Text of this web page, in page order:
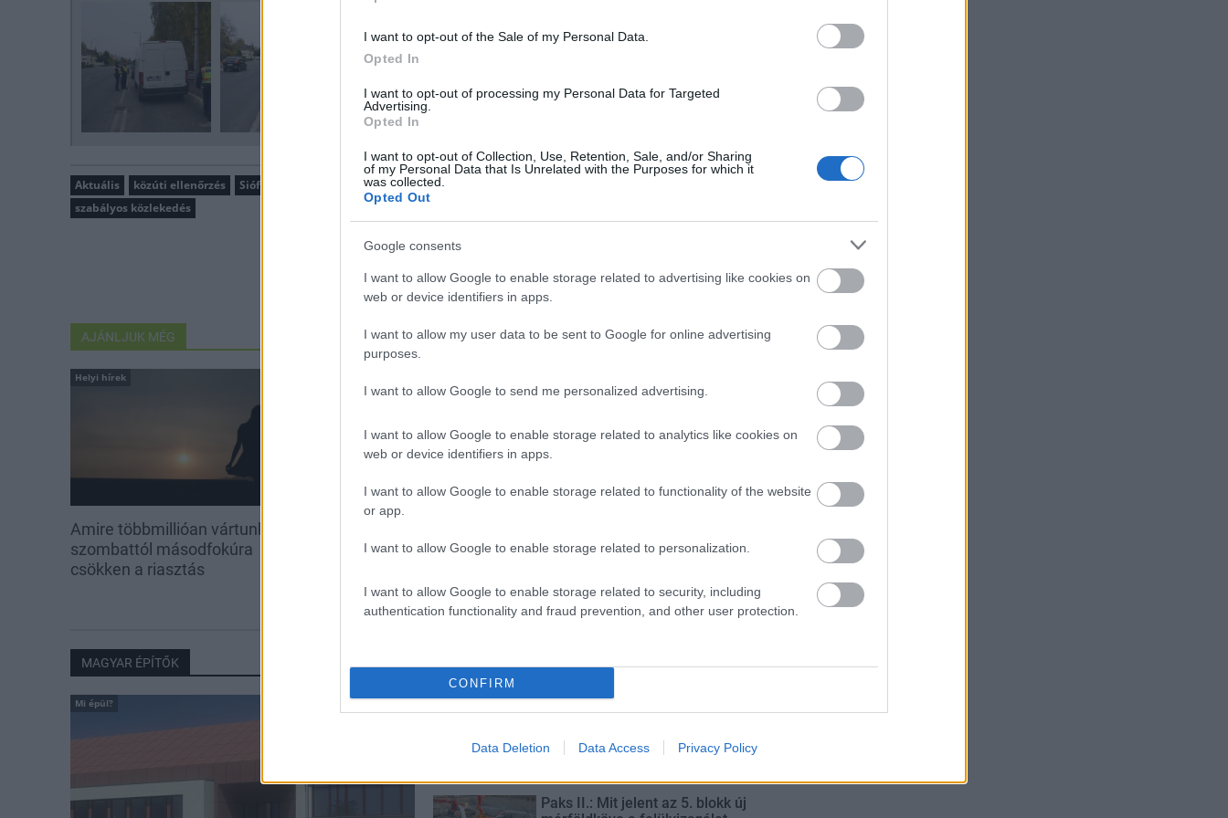
I want to opt-out of the Sale of my Personal Data.
Opted In
I want to opt-out of processing my Personal Data for Targeted
Advertising.
Opted In
I want to opt-out of Collection, Use, Retention, Sale, and/or Sharing
of my Personal Data that Is Unrelated with the Purposes for which it
was collected.
Opted Out
Google consents
I want to allow Google to enable storage related to advertising like cookies on
web or device identifiers in apps.
I want to allow my user data to be sent to Google for online advertising
purposes.
I want to allow Google to send me personalized advertising.
I want to allow Google to enable storage related to analytics like cookies on
web or device identifiers in apps.
I want to allow Google to enable storage related to functionality of the website
or app.
I want to allow Google to enable storage related to personalization.
I want to allow Google to enable storage related to security, including
authentication functionality and fraud prevention, and other user protection.
CONFIRM
Data Deletion Data Access Privacy Policy
Aktuális közúti ellenőrzés Siófok Somogy Megyei Rendőr-főkapitányság
szabályos közlekedés
AJÁNLJUK MÉG
Helyi hírek
Amire többmillióan vártunk:
szombattól másodfokúra
csökken a riasztás
továbbképzésekkel erősít a Gál
MAGYAR ÉPÍTŐK
Mi épül?
Látványos építési szakasz indult
be a Flórián téri felüljárón
Paks II.: Mit jelent az 5. blokk új